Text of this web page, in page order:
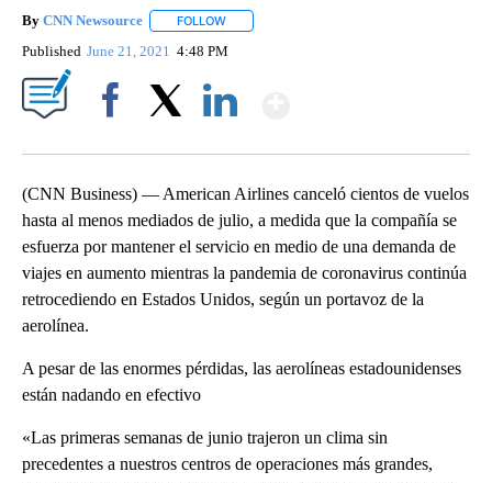
By CNN Newsource FOLLOW
Published June 21, 2021 4:48 PM
(CNN Business) — American Airlines canceló cientos de vuelos
hasta al menos mediados de julio, a medida que la compañía se
esfuerza por mantener el servicio en medio de una demanda de
viajes en aumento mientras la pandemia de coronavirus continúa
retrocediendo en Estados Unidos, según un portavoz de la
aerolínea.
A pesar de las enormes pérdidas, las aerolíneas estadounidenses
están nadando en efectivo
«Las primeras semanas de junio trajeron un clima sin
precedentes a nuestros centros de operaciones más grandes,